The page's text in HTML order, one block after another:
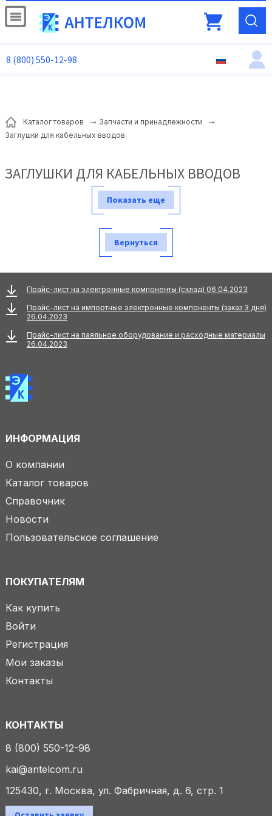
8 (800) 550-12-98
Каталог товаров
Запчасти и принадлежности
Заглушки для кабельных вводов
ЗАГЛУШКИ ДЛЯ КАБЕЛЬНЫХ ВВОДОВ
Показать еще
Вернуться
Прайс-лист на электронные компоненты (склад) 06.04.2023
Прайс-лист на импортные электронные компоненты (заказ 3 дня)
26.04.2023
Прайс-лист на паяльное оборудование и расходные материалы
26.04.2023
ИНФОРМАЦИЯ
О компании
Каталог товаров
Справочник
Новости
Пользовательское соглашение
ПОКУПАТЕЛЯМ
Как купить
Войти
Регистрация
Мои заказы
Контакты
КОНТАКТЫ
8 (800) 550-12-98
kai@antelcom.ru
125430, г. Москва, ул. Фабричная, д. 6, стр. 1